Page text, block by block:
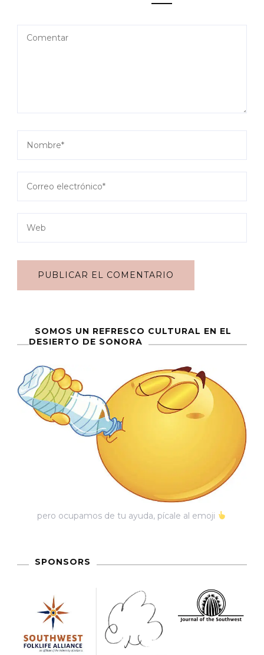
SOMOS UN REFRESCO CULTURAL EN EL
DESIERTO DE SONORA
pero ocupamos de tu ayuda, pícale al emoji
SPONSORS